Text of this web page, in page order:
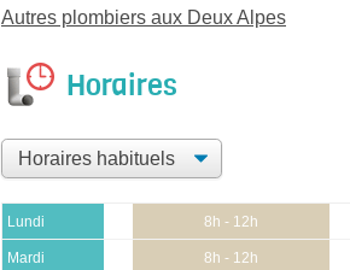
Autres plombiers aux Deux Alpes
Horaires
Lundi 8h - 12h
Mardi 8h - 12h